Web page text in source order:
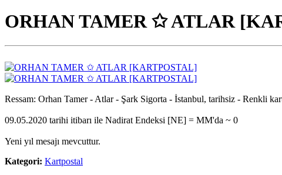
ORHAN TAMER ✩ ATLAR
Ressam: Orhan Tamer - Atlar - Şark Sigorta - İstanbul, tarihsiz - Renkli
09.05.2020 tarihi itibarı ile Nadirat Endeksi [NE] = MM'da ~ 0
Yeni yıl mesajı mevcuttur.
Kategori: Kartpostal